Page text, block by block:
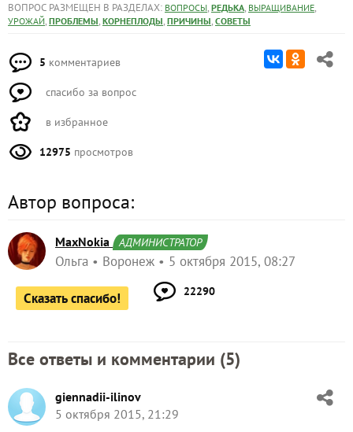
ВОПРОС РАЗМЕЩЕН В РАЗДЕЛАХ: ВОПРОСЫ, РЕДЬКА, ВЫРАЩИВАНИЕ,
УРОЖАЙ, ПРОБЛЕМЫ, КОРНЕПЛОДЫ, ПРИЧИНЫ, СОВЕТЫ
5 комментариев
спасибо за вопрос
в избранное
12975 просмотров
Автор вопроса:
MaxNokia АДМИНИСТРАТОР
Ольга Воронеж 5 октября 2015, 08:27
Сказать спасибо! 22290
Все ответы и комментарии (5)
giennadii-ilinov
5 октября 2015, 21:29